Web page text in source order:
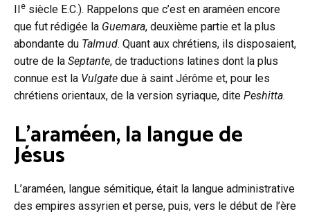
e siècle E.C.). Rappelons que c’est en araméen encore
que fut rédigée la Guemara, deuxième partie et la plus
abondante du Talmud. Quant aux chrétiens, ils disposaient,
outre de la Septante, de traductions latines dont la plus
connue est la Vulgate due à saint Jérôme et, pour les
chrétiens orientaux, de la version syriaque, dite Peshitta.
L’araméen, la langue de
Jésus
L’araméen, langue sémitique, était la langue administrative
des empires assyrien et perse, puis, vers le début de l’ère